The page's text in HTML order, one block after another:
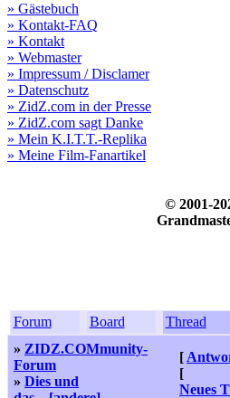
» Gästebuch
» Kontakt-FAQ
» Kontakt
» Webmaster
» Impressum / Disclamer
» Datenschutz
» ZidZ.com in der Presse
» ZidZ.com sagt Danke
» Mein K.I.T.T.-Replika
» Meine Film-Fanartikel
© 2001-
Forum Board Thread
» ZIDZ.COMmunity-
Forum
» Dies und
[
[
Neues